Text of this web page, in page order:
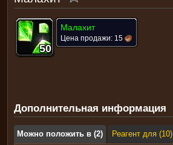
50
50
50
50
50
50
50
50
50
Малахит
Цена продажи: 15
Дополнительная информация
Можно положить в (2) Реагент для (10)